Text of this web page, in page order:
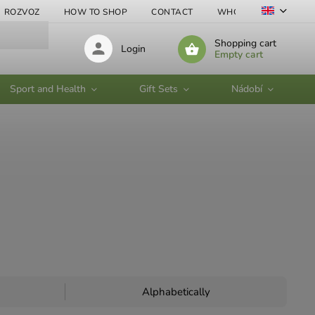
ROZVOZ HOW TO SHOP CONTACT WHOLESALE
Shopping cart
Empty cart
Login
Sport and Health Gift Sets Nádobí
Alphabetically